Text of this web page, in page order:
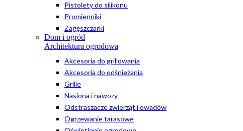
Pistolety do silikonu
Promienniki
Zagęszczarki
Dom i ogród
Architektura ogrodowa
Akcesoria do grillowania
Akcesoria do odśnieżania
Grille
Nasiona i nawozy
Odstraszacze zwierząt i owadów
Ogrzewanie tarasowe